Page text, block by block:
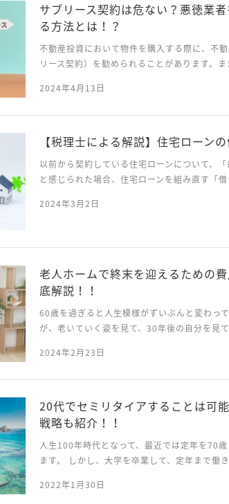
サブリース契約は危ない？悪徳業
る方法とは！？
不動産投資において物件を購入する際に、不
リース契約）を勧められることがあります。
ど、サブリース契約は危ないといったイメー
2024年4月13日
【税理士による解説】住宅ローン
以前から契約している住宅ローンについて、
と感じられた場合、住宅ローンを組み直す「
の銀行から新たに住宅ローンを借り入れて、現
2024年3月2日
老人ホームで終末を迎えるための
底解説！！
60歳を過ぎると人生模様がずいぶんと変わっ
が、老いていく姿を見て、30年後の自分を見
いなど、老人ホームについて、いろいろと勉強
2024年2月23日
20代でセミリタイアすることは可
戦略も紹介！！
人生100年時代となって、最近では定年を70
ます。 しかし、大学を卒業して、定年まで働
生きるより、出世や社会的な地位にはこだわら
2022年1月30日